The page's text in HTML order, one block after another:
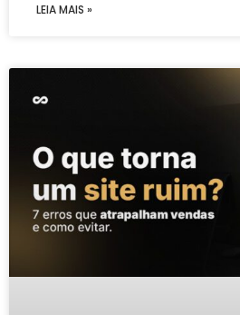
LEIA MAIS »